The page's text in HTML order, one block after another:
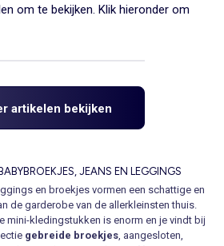
om te bekijken. Klik hieronder om
artikelen bekijken
JEANS EN LEGGINGS
en broekjes vormen een schattige en
de garderobe van de allerkleinsten thuis.
mini-kledingstukken is enorm en je vindt bij
gebreide broekjes , aangesloten,